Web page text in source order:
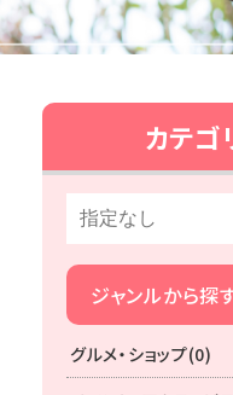
カテゴ
ジャンルから探
グルメ・ショップ(0)